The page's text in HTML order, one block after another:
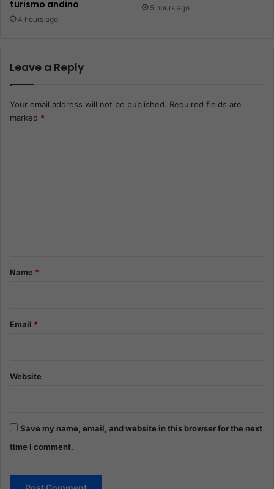
turismo andino
4 hours ago
5 hours ago
Leave a Reply
Your email address will not be published. Required fields are
marked *
*Name *
Email *
Website
Save my name, email, and website in this browser for the next
time I comment.